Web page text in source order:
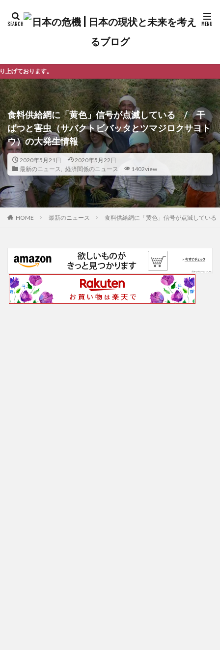
食料供給網に「黄色」信号が点滅している / 干
ばつと害虫（サバクトビバッタとツマジロクサヨト
ウ）の大発生情報
2020年5月21日
2020年5月22日
最新のニュース
経済関係のニュース 1402view
HOME 最新のニュース 食料供給網に「黄色」信号が点滅してい